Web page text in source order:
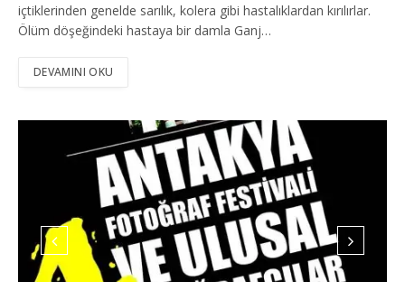
içtiklerinden genelde sarılık, kolera gibi hastalıklardan kırılırlar.
Ölüm döşeğindeki hastaya bir damla Ganj…
DEVAMINI OKU